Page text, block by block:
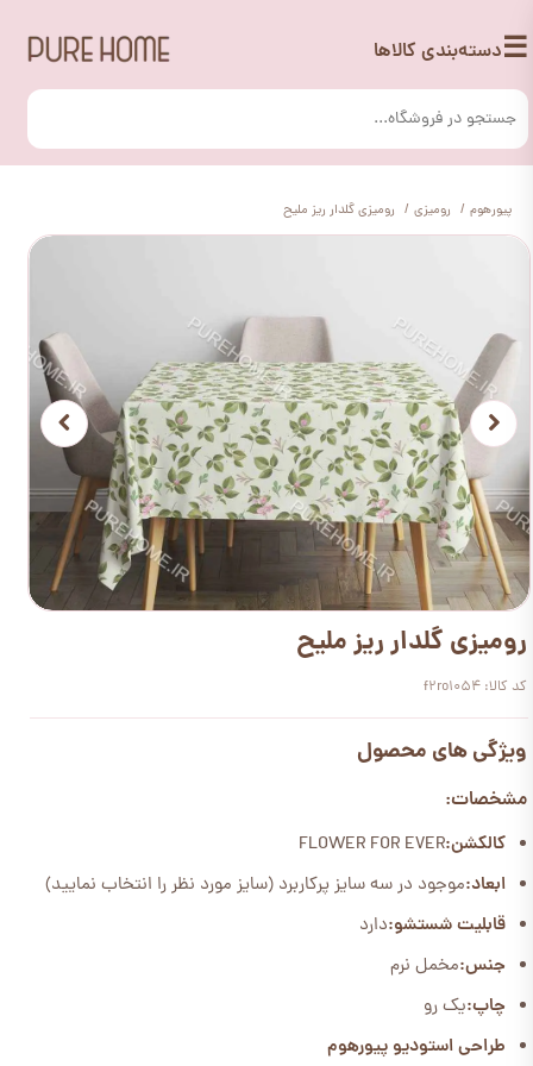
☰دسته‌بندی کالاها
پیورهوم رومیزی رومیزی گلدار ریز ملیح
رومیزی گلدار ریز ملیح
کد کالا: f2ro1054
ویژگی های محصول
مشخصات:
کالکشن:FLOWER FOR EVER
ابعاد:موجود در سه سایز پرکاربرد (سایز مورد نظر را انتخاب نمایید)
قابلیت شستشو:دارد
جنس:مخمل نرم
چاپ:یک رو
طراحی استودیو پیورهوم